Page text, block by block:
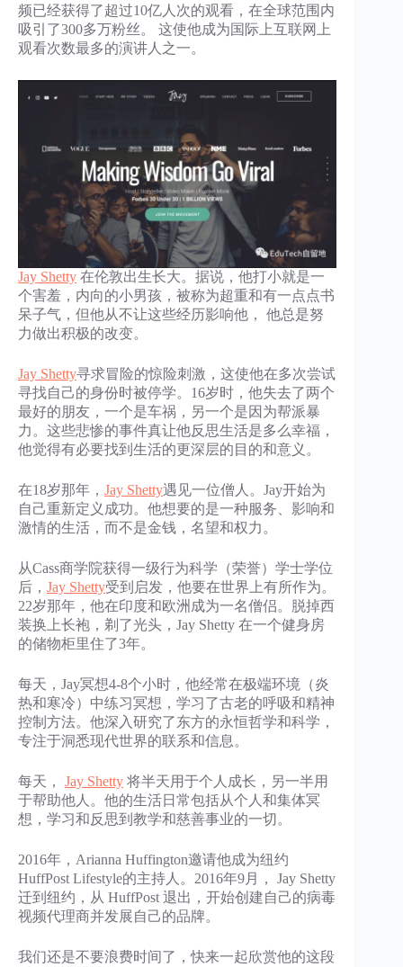
频已经获得了超过10亿人次的观看，在全球范围内
吸引了300多万粉丝。 这使他成为国际上互联网上
观看次数最多的演讲人之一。
Jay Shetty 在伦敦出生长大。据说，他打小就是一
个害羞，内向的小男孩，被称为超重和有一点点书
呆子气，但他从不让这些经历影响他， 他总是努
力做出积极的改变。
Jay Shetty寻求冒险的惊险刺激，这使他在多次尝试
寻找自己的身份时被停学。16岁时，他失去了两个
最好的朋友，一个是车祸，另一个是因为帮派暴
力。这些悲惨的事件真让他反思生活是多么幸福，
他觉得有必要找到生活的更深层的目的和意义。
在18岁那年， Jay Shetty遇见一位僧人。Jay开始为
自己重新定义成功。他想要的是一种服务、影响和
激情的生活，而不是金钱，名望和权力。
从Cass商学院获得一级行为科学（荣誉）学士学位
后， Jay Shetty受到启发，他要在世界上有所作为。
22岁那年，他在印度和欧洲成为一名僧侣。脱掉西
装换上长袍，剃了光头，Jay Shetty 在一个健身房
的储物柜里住了3年。
每天，Jay冥想4-8个小时，他经常在极端环境（炎
热和寒冷）中练习冥想，学习了古老的呼吸和精神
控制方法。他深入研究了东方的永恒哲学和科学，
专注于洞悉现代世界的联系和信息。
每天， Jay Shetty 将半天用于个人成长，另一半用
于帮助他人。他的生活日常包括从个人和集体冥
想，学习和反思到教学和慈善事业的一切。
2016年，Arianna Huffington邀请他成为纽约
HuffPost Lifestyle的主持人。2016年9月， Jay Shetty
迁到纽约，从 HuffPost 退出，开始创建自己的病毒
视频代理商并发展自己的品牌。
我们还是不要浪费时间了，快来一起欣赏他的这段